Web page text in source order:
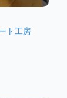
ト工房